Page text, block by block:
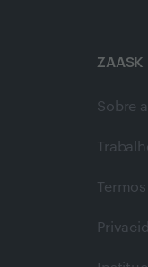
ZAASK
Sobre